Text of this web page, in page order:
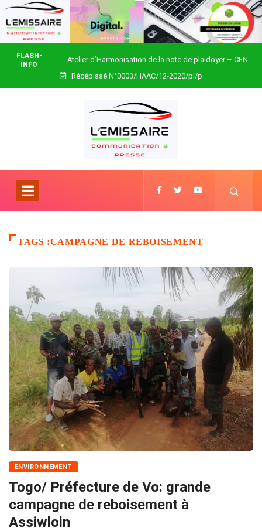
FLASH-
INFO
Atelier d’Harmonisation de la note de plaidoyer – CFN
Togo
Récépissé N°0003/HAAC/12-2020/pl/p
TAGS :CAMPAGNE DE REBOISEMENT
ENVIRONNEMENT
Togo/ Préfecture de Vo: grande
campagne de reboisement à
Assiwloin